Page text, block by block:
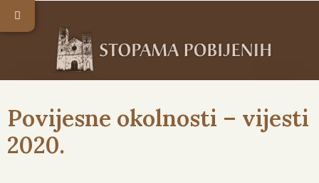
Povijesne okolnosti – vijesti
2020.